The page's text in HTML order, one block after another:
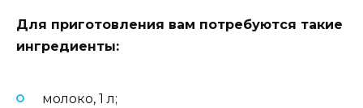
Для приготовления вам потребуются такие
ингредиенты:
молоко, 1 л;